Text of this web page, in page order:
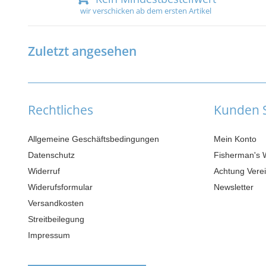
wir verschicken ab dem ersten Artikel
Zuletzt angesehen
Rechtliches
Allgemeine Geschäftsbedingungen
Datenschutz
Widerruf
Widerufsformular
Versandkosten
Streitbeilegung
Impressum
Kunden
Mein Konto
Fisherman's
Achtung
Newsletter